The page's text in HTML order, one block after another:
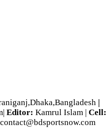
|
Editor: Kamrul Islam | Cell:
contact@bdsportsnow.com